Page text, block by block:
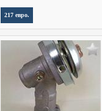
217 евро.